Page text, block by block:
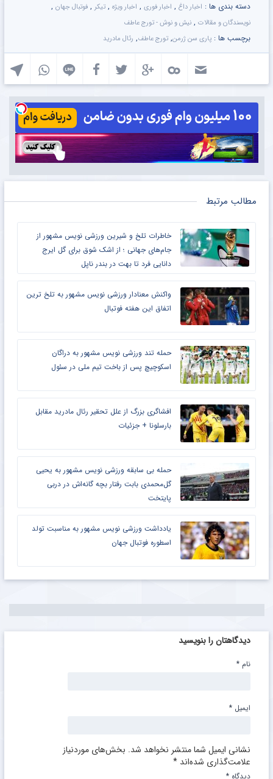
دسته بندی ها : اخبار داغ , اخبار فوری , اخبار ویژه , تیکر , فوتبال جهان ,
نویسندگان و مقالات , نیش و نوش - تورج عاطف
برچسب ها : پاری سن ژرمن, تورج عاطف, رئال مادرید
مطالب مرتبط
خاطرات تلخ و شیرین ورزشی نویس مشهور از
جام‌های جهانی ؛ از اشک شوق برای گل ایرج
دانایی فرد تا بهت در بندر ناپل
واکنش معنادار ورزشی نویس مشهور به تلخ ترین
اتفاق این هفته فوتبال
حمله تند ورزشی نویس مشهور به دراگان
اسکوچیچ پس از باخت تیم ملی در سئول
افشاگری بزرگ از علل تحقیر رئال مادرید مقابل
بارسلونا + جزئیات
حمله بی سابقه ورزشی نویس مشهور به یحیی
گل‌محمدی بابت رفتار بچه گانه‌اش در دربی
پایتخت
یادداشت ورزشی نویس مشهور به مناسبت تولد
اسطوره فوتبال جهان
دیدگاهتان را بنویسید
نشانی ایمیل شما منتشر نخواهد شد. بخش‌های موردنیاز
علامت‌گذاری شده‌اند *
دیدگاه *
نام *
ایمیل *